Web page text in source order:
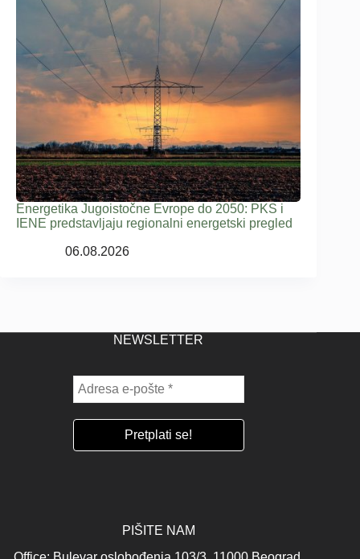
Energetika Jugoistočne Evrope do 2050: PKS i
IENE predstavljaju regionalni energetski pregled
06.08.2026
NEWSLETTER
PIŠITE NAM